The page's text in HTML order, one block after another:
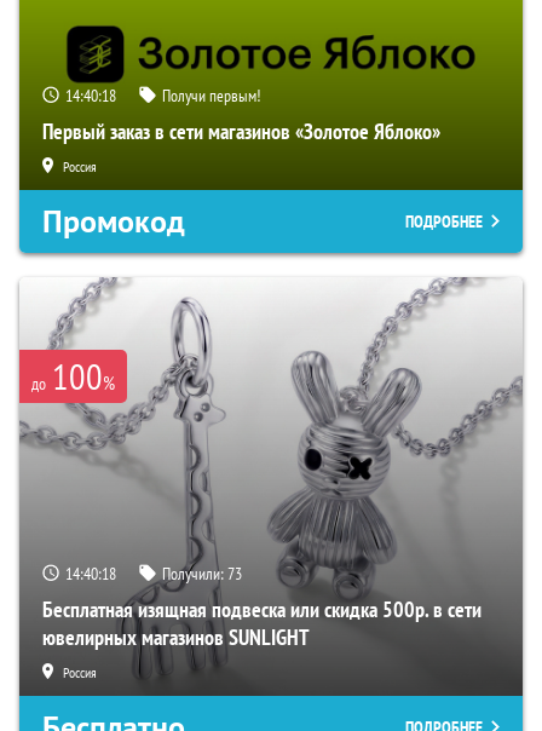
14:40:17 Получи первым!
Первый заказ в сети магазинов «Золотое Яблоко»
Россия
Промокод ПОДРОБНЕЕ
до 100%
14:40:17 Получили:73
Бесплатная изящная подвеска или скидка 500р. в сети
ювелирных магазинов SUNLIGHT
Россия